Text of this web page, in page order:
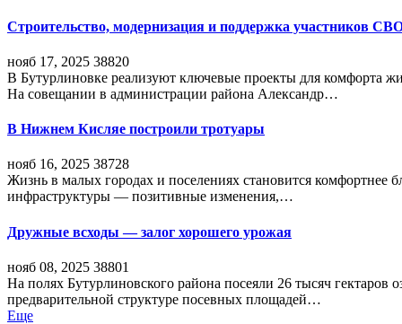
Строительство, модернизация и поддержка участников
нояб 17, 2025 38820
В Бутурлиновке реализуют ключевые проекты для комфорта
На совещании в администрации района Александр…
В Нижнем Кисляе построили тротуары
нояб 16, 2025 38728
Жизнь в малых городах и поселениях становится комфортнее
инфраструктуры — позитивные изменения,…
Дружные всходы — залог хорошего урожая
нояб 08, 2025 38801
На полях Бутурлиновского района посеяли 26 тысяч
предварительной структуре посевных площадей…
Еще